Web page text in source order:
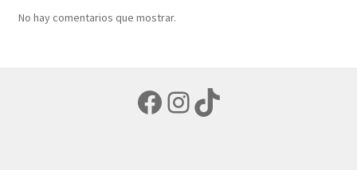
No hay comentarios que mostrar.
Facebook
Instagram
TikTok